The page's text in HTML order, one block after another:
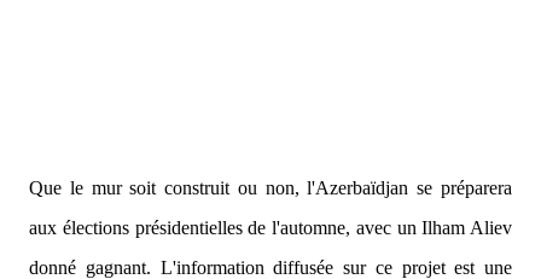
Que le mur soit construit ou non, l'Azerbaïdjan se préparera
aux élections présidentielles de l'automne, avec un Ilham Aliev
donné gagnant. L'information diffusée sur ce projet est une